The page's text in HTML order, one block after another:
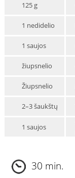
125 g
1 nedidelio
1 saujos
žiupsnelio
Žiupsnelio
2–3 šaukštų
1 saujos
30 min.